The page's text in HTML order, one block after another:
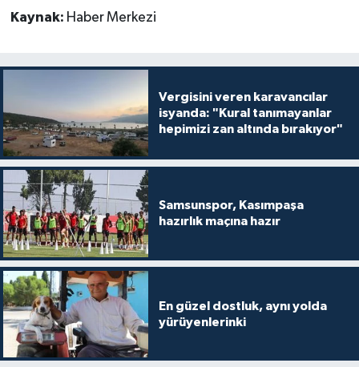
Kaynak: Haber Merkezi
Vergisini veren karavancılar
isyanda: "Kural tanımayanlar
hepimizi zan altında bırakıyor"
Samsunspor, Kasımpaşa
hazırlık maçına hazır
En güzel dostluk, aynı yolda
yürüyenlerinki